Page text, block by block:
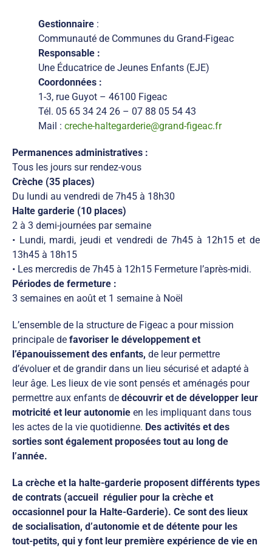
Gestionnaire :
Communauté de Communes du Grand-Figeac
Responsable :
Une Éducatrice de Jeunes Enfants (EJE)
Coordonnées :
1-3, rue Guyot – 46100 Figeac
Tél. 05 65 34 24 26 – 07 88 05 54 43
Mail : creche-haltegarderie@grand-figeac.fr
Permanences administratives :
Tous les jours sur rendez-vous
Crèche (35 places)
Du lundi au vendredi de 7h45 à 18h30
Halte garderie (10 places)
2 à 3 demi-journées par semaine
• Lundi, mardi, jeudi et vendredi de 7h45 à 12h15 et de
13h45 à 18h15
• Les mercredis de 7h45 à 12h15 Fermeture l’après-midi.
Périodes de fermeture :
3 semaines en août et 1 semaine à Noël
L’ensemble de la structure de Figeac a pour mission
principale de favoriser le développement et
l’épanouissement des enfants, de leur permettre
d’évoluer et de grandir dans un lieu sécurisé et adapté à
leur âge. Les lieux de vie sont pensés et aménagés pour
permettre aux enfants de découvrir et de développer leur
motricité et leur autonomie en les impliquant dans tous
les actes de la vie quotidienne. Des activités et des
sorties sont également proposées tout au long de
l’année.
La crèche et la halte-garderie proposent différents types
de contrats (accueil régulier pour la crèche et
occasionnel pour la Halte-Garderie). Ce sont des lieux
de socialisation, d’autonomie et de détente pour les
tout-petits, qui y font leur première expérience de vie en